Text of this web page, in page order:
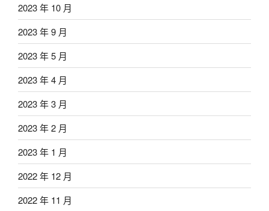
2023 年 10 月
2023 年 9 月
2023 年 5 月
2023 年 4 月
2023 年 3 月
2023 年 2 月
2023 年 1 月
2022 年 12 月
2022 年 11 月